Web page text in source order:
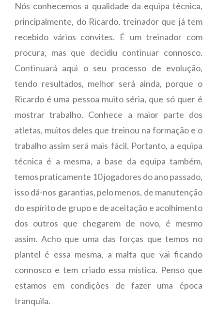
Nós conhecemos a qualidade da equipa técnica,
principalmente, do Ricardo, treinador que já tem
recebido vários convites. É um treinador com
procura, mas que decidiu continuar connosco.
Continuará aqui o seu processo de evolução,
tendo resultados, melhor será ainda, porque o
Ricardo é uma pessoa muito séria, que só quer é
mostrar trabalho. Conhece a maior parte dos
atletas, muitos deles que treinou na formação e o
trabalho assim será mais fácil. Portanto, a equipa
técnica é a mesma, a base da equipa também,
temos praticamente 10 jogadores do ano passado,
isso dá-nos garantias, pelo menos, de manutenção
do espírito de grupo e de aceitação e acolhimento
dos outros que chegarem de novo, é mesmo
assim. Acho que uma das forças que temos no
plantel é essa mesma, a malta que vai ficando
connosco e tem criado essa mística. Penso que
estamos em condições de fazer uma época
tranquila.